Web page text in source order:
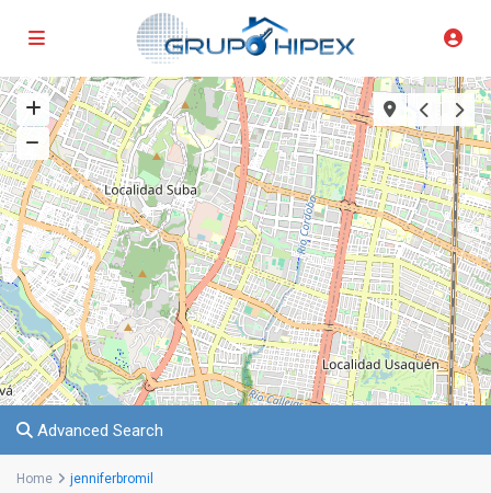
Advanced Search
Home jenniferbromil